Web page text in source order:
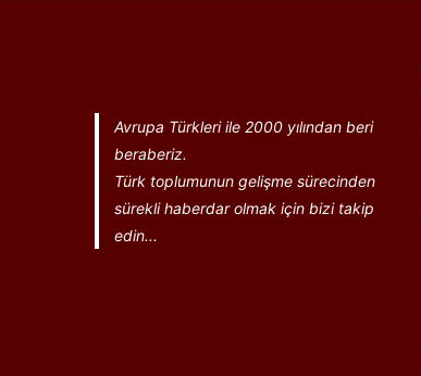
Avrupa Türkleri ile 2000 yılından beri
beraberiz.
Türk toplumunun gelişme sürecinden
sürekli haberdar olmak için bizi takip
edin...